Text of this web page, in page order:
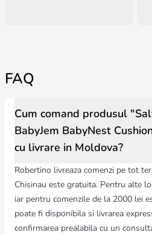
FAQ
Cum comand produsul
BabyJem BabyNest
cu livrare in Moldova?
Robertino livreaza comenzi pe tot
Chisinau este gratuita. Pentru alte
iar pentru comenzile de la 2000 lei
poate fi disponibila si livrarea
confirmarea prealabila cu un